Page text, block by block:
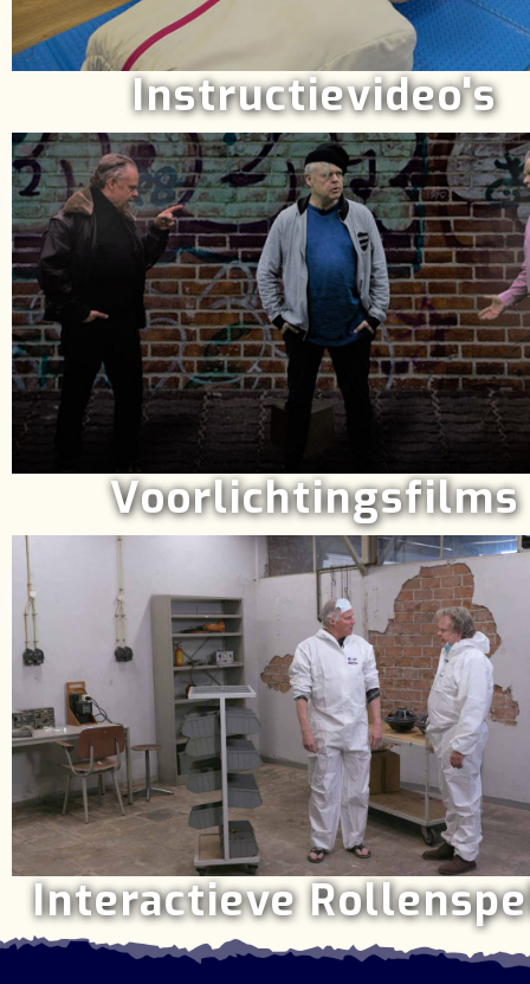
Instructievideo's
Voorlichtingsfilms
Interactieve